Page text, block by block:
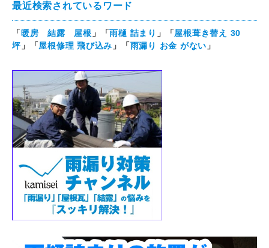
最近検索されているワード
「暖房 結露 屋根 」「雨樋 詰まり 」「屋根葺き替え 30
坪」「屋根修理 飛び込み 」「雨漏り お金 がない 」